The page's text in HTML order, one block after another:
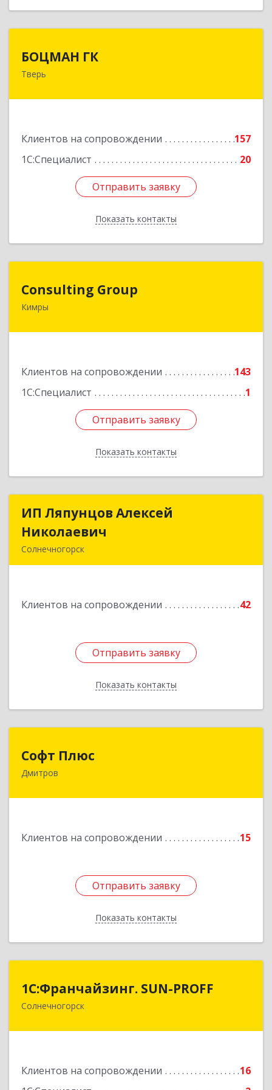
БОЦМАН ГК
Тверь
Клиентов на сопровождении
157
1С:Специалист
20
Отправить заявку
Показать контакты
Отправить заявку
Назад
Consulting Group
Кимры
Клиентов на сопровождении
143
1С:Специалист
1
Отправить заявку
Показать контакты
171507, Тверская обл, Кимры г, Малая Садовая
Отправить заявку
Назад
ИП Ляпунцов Алексей
Николаевич
Солнечногорск
Клиентов на сопровождении 42
Отправить заявку
Показать контакты
ИП Ляпунцов Алексей
Отправить заявку
Назад
Софт Плюс
Дмитров
Клиентов на сопровождении 15
Отправить заявку
Показать контакты
141851, Московская обл, г.о. Дмитровский,
Отправить заявку
Назад
1С:Франчайзинг. SUN-PROFF
Солнечногорск
Клиентов на сопровождении
16
1С:Франчайзинг. SUN-PROFF
141503, Московская обл, Солнечногорский р-н,